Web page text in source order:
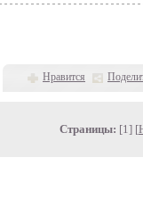
Нравится
Страницы: [1] [